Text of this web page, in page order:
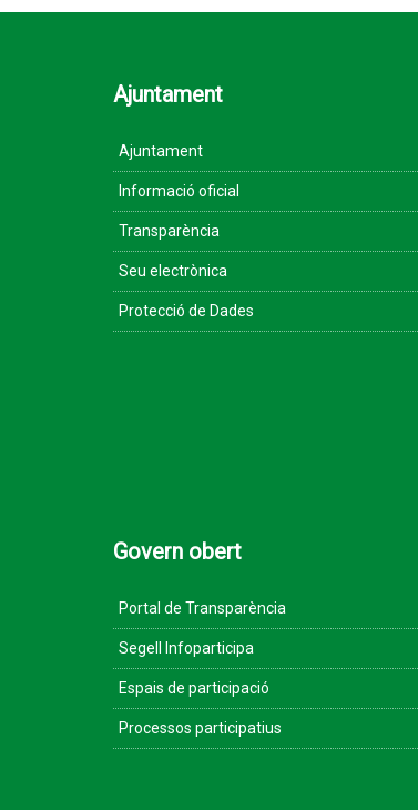
Ajuntament
Ajuntament
Informació oficial
Transparència
Seu electrònica
Protecció de Dades
Govern obert
Portal de Transparència
Segell Infoparticipa
Espais de participació
Processos participatius